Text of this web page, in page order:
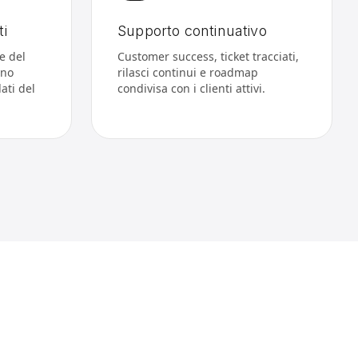
del
del
Supporto continuativo
Customer success, ticket tracciati,
rilasci continui e roadmap
condivisa con i clienti attivi.